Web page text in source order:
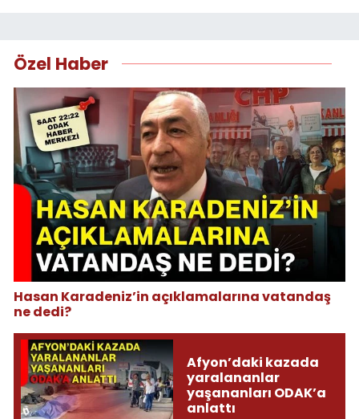
Özel Haber
Hasan Karadeniz’in açıklamalarına vatandaş
ne dedi?
Afyon’daki kazada
yaralananlar
yaşananları ODAK’a
anlattı